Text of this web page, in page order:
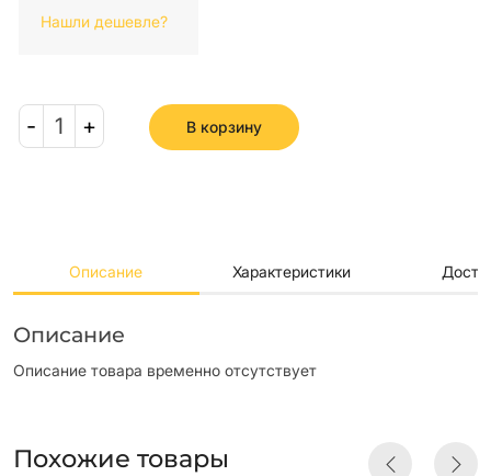
Нашли дешевле?
- 1 + В корзину
Описание Характеристики
Описание
Описание товара временно отсутствует
Похожие товары